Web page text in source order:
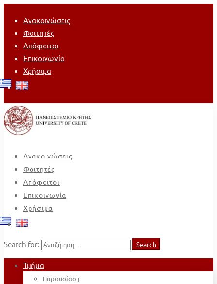
Ανακοινώσεις
Φοιτητές
Απόφοιτοι
Επικοινωνία
Χρήσιμα
Ανακοινώσεις
Φοιτητές
Απόφοιτοι
Επικοινωνία
Χρήσιμα
Search for: Search
Τμήμα
Παρουσίαση